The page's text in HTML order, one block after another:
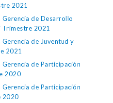
2021
de Desarrollo
Trimestre 2021
de Juventud y
2021
de Participación
2020
de Participación
2020